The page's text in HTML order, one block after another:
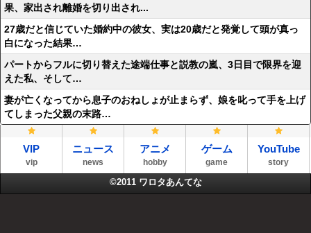
果、家出され離婚を切り出され...
27歳だと信じていた婚約中の彼女、実は20歳だと発覚して頭が真っ
白になった結果…
パートからフルに切り替えた途端仕事と説教の嵐、3日目で限界を迎
えた私、そして…
妻が亡くなってから息子のおねしょが止まらず、娘を叱って手を上げ
てしまった父親の末路…
VIP
vip
ニュース
news
アニメ
hobby
ゲーム
game
YouTube
story
©2011 ワロタあんてな